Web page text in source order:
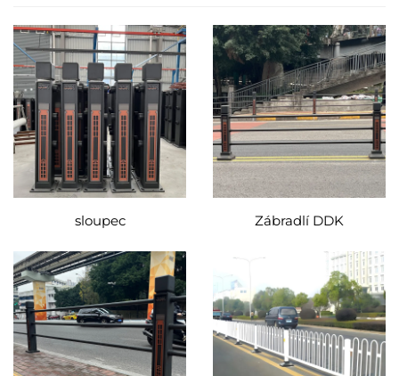
sloupec Zábradlí DDK